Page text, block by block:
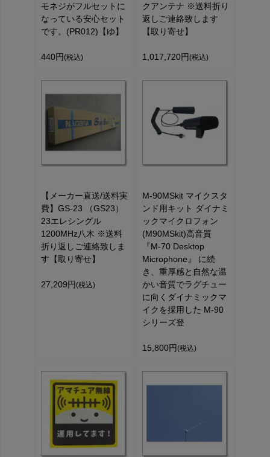
モネジがフルセットに
なっている安心セット
です。(PR012)【ゆ】
440円 (税込)
クアンテナ ※送料折り
返しご連絡致します
【取り寄せ】
1,017,720円 (税込)
【メーカー直送/送料実
費】GS-23 （GS23）
23エレシングル
1200MHz八木 ※送料
折り返しご連絡致しま
す【取り寄せ】
27,209円 (税込)
M-90MSkit マイクスタ
ンド用キット ダイナミ
ックマイクロフォン
(M90MSkit)高音質
『M-70 Desktop
Microphone』 に続
き、重厚感と自然な温
かい音質でラグチュー
に向くダイナミックマ
イクを採用した M-90
シリーズ登
15,800円 (税込)